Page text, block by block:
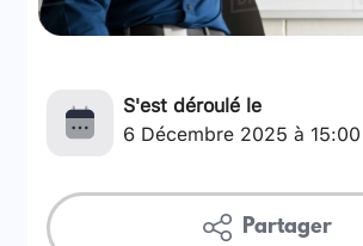
S'est déroulé le
6 Décembre 2025 à 15:00
Partager